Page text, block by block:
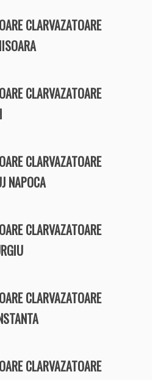
CLARVAZATOARE
CLARVAZATOARE
CLARVAZATOARE
NAPOCA
CLARVAZATOARE
CLARVAZATOARE
CLARVAZATOARE